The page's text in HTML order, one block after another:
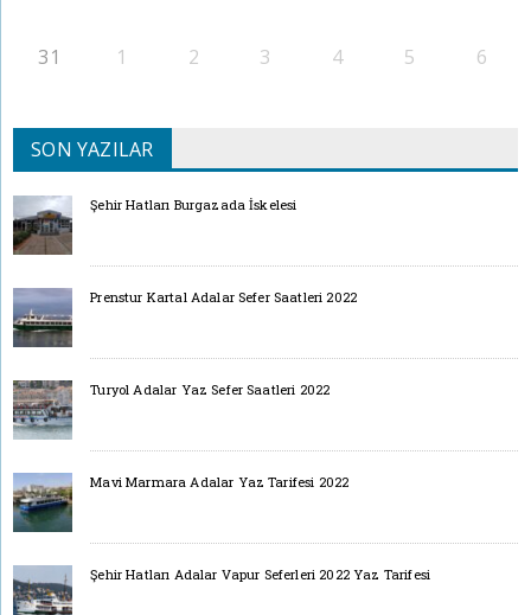
31 1 2 3 4 5 6
SON YAZILAR
Şehir Hatları Burgazada İskelesi
Prenstur Kartal Adalar Sefer Saatleri 2022
Turyol Adalar Yaz Sefer Saatleri 2022
Mavi Marmara Adalar Yaz Tarifesi 2022
Şehir Hatları Adalar Vapur Seferleri 2022 Yaz Tarifesi